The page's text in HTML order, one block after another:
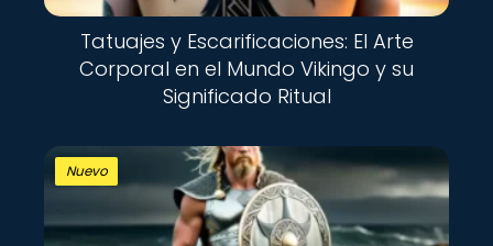
Tatuajes y Escarificaciones: El Arte
Corporal en el Mundo Vikingo y su
Significado Ritual
Nuevo